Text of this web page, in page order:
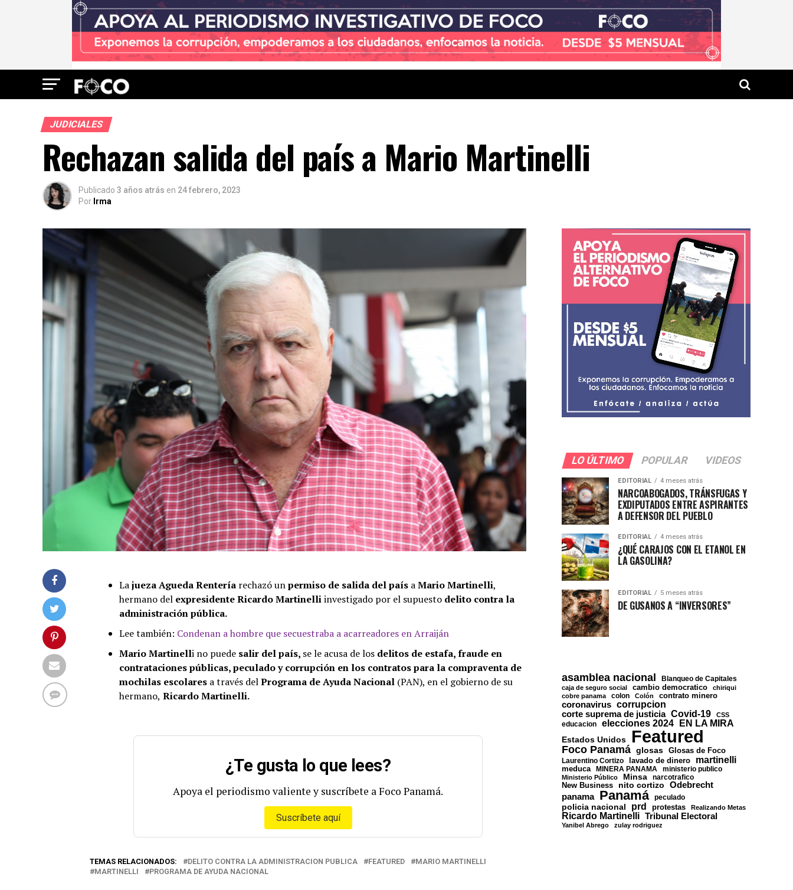
JUDICIALES
Rechazan salida del país a Mario Martinelli
Publicado 3 años atrás en 24 febrero, 2023
Por Irma
Lajueza Agueda Rentería rechazó unpermiso de salida del país aMario Martinelli,
hermano del expresidente Ricardo Martinelliinvestigado por el supuesto delito contra la
administración pública.
Lee también: Condenan a hombre que secuestraba a acarreadores en Arraiján
Mario Martinelli no puede salir del país, se le acusa de los delitos de estafa, fraude en
contrataciones públicas, peculado y corrupción en los contratos para la compraventa de
mochilas escolares a través delPrograma de Ayuda Nacional (PAN), en el gobierno de su
hermano, Ricardo Martinelli.
¿Te gusta lo que lees?
Apoya el periodismo valiente y suscríbete a Foco Panamá.
Suscríbete aquí
TEMAS RELACIONADOS: DELITO CONTRA LA ADMINISTRACION PUBLICA FEATURED
MARIO MARTINELLI
MARTINELLI
PROGRAMA DE AYUDA NACIONAL
LO ÚLTIMO POPULAR VIDEOS
EDITORIAL 4 meses atrás
NARCOABOGADOS, TRÁNSFUGAS Y
EXDIPUTADOS ENTRE ASPIRANTES
A DEFENSOR DEL PUEBLO
EDITORIAL 4 meses atrás
¿QUÉ CARAJOS CON EL ETANOL EN
LA GASOLINA?
EDITORIAL 5 meses atrás
DE GUSANOS A “INVERSORES”
asamblea nacional Blanqueo de Capitales
caja de seguro social cambio democratico
chiriqui
cobre panama
colon Colón contrato minero
coronavirus corrupcion
corte suprema de justicia Covid-19 CSS
educacion elecciones 2024 EN LA MIRA
Estados Unidos Featured
Foco Panamá glosas Glosas de Foco
Laurentino Cortizo lavado de dinero martinelli
meduca MINERA PANAMA ministerio publico
Ministerio Público Minsa
narcotrafico
New Business
nito cortizo Odebrecht
panama Panamá peculado
policia nacional prd protestas Realizando Metas
Ricardo Martinelli Tribunal Electoral
Yanibel Abrego zulay rodriguez